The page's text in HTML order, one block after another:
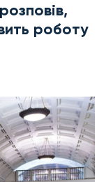
роботу